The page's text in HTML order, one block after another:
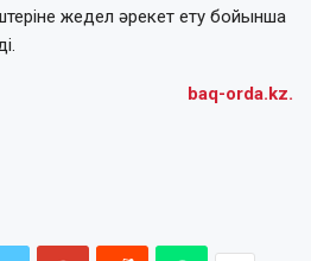
жедел әрекет ету бойынша
baq-orda.kz.